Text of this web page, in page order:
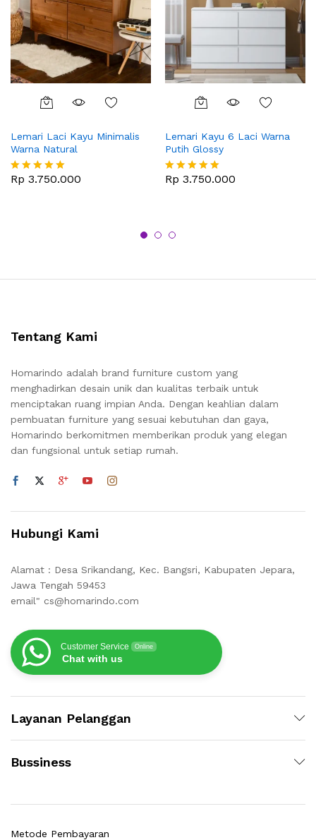
Lemari Laci Kayu Minimalis
Warna Natural
Dinilai
Rp 3.750.000
Lemari Kayu 6 Laci Warna
Putih Glossy
Dinilai
Rp 3.750.000
Tentang Kami
Homarindo adalah brand furniture custom yang
menghadirkan desain unik dan kualitas terbaik untuk
menciptakan ruang impian Anda. Dengan keahlian dalam
pembuatan furniture yang sesuai kebutuhan dan gaya,
Homarindo berkomitmen memberikan produk yang elegan
dan fungsional untuk setiap rumah.
Hubungi Kami
Alamat : Desa Srikandang, Kec. Bangsri, Kabupaten Jepara,
Jawa Tengah 59453
email" cs@homarindo.com
Customer Service Online
Chat with us
Layanan Pelanggan
Bussiness
Metode Pembayaran